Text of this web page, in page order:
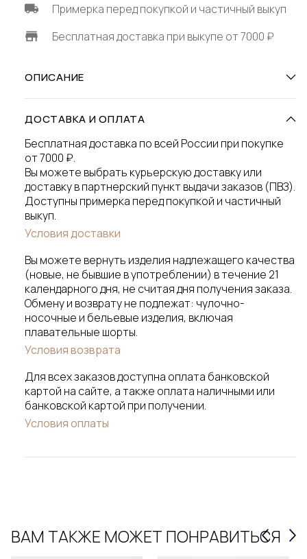
Примерка перед покупкой и частичный выкуп
Бесплатная доставка при выкупе от 7000 ₽
ОПИСАНИЕ
ДОСТАВКА И ОПЛАТА
Бесплатная доставка по всей России при покупке
от 7000 ₽.
Вы можете выбрать курьерскую доставку или
доставку в партнерский пункт выдачи заказов (ПВЗ).
Доступны примерка перед покупкой и частичный
выкуп.
Условия доставки
Вы можете вернуть изделия надлежащего качества
(новые, не бывшие в употреблении) в течение 21
календарного дня, не считая дня получения заказа.
Обмену и возврату не подлежат: чулочно-
носочные и бельевые изделия, включая
плавательные шорты.
Условия возврата
Для всех заказов доступна оплата банковской
картой на сайте, а также оплата наличными или
банковской картой при получении.
Условия оплаты
ВАМ ТАКЖЕ МОЖЕТ ПОНРАВИТЬСЯ